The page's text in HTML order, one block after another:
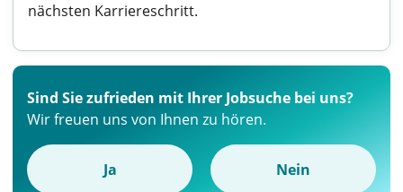
nächsten Karriereschritt.
Sind Sie zufrieden mit Ihrer Jobsuche bei uns?
Wir freuen uns von Ihnen zu hören.
Ja Nein